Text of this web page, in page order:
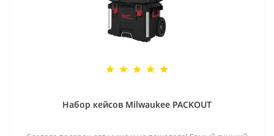
Набор кейсов Milwaukee PACKOUT